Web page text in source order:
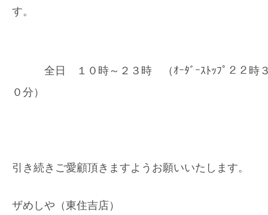
す。
全日 １０時～２３時 （ｵｰﾀﾞｰｽﾄｯﾌﾟ２２時
０分）
引き続きご愛顧頂きますようお願いいたします。
ザめしや（東住吉店）